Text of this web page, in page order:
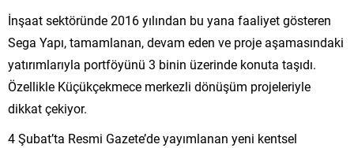
İnşaat sektöründe 2016 yılından bu yana faaliyet gösteren
Sega Yapı, tamamlanan, devam eden ve proje aşamasındaki
yatırımlarıyla portföyünü 3 binin üzerinde konuta taşıdı.
Özellikle Küçükçekmece merkezli dönüşüm projeleriyle
dikkat çekiyor.
4 Şubat’ta Resmi Gazete’de yayımlanan yeni kentsel